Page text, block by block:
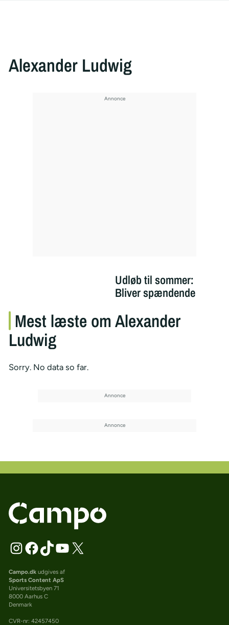
Alexander Ludwig
Udløb til sommer:
Bliver spændende
Mest læste om Alexander
Ludwig
Sorry. No data so far.
Campo.dkudgives af
Sports Content ApS
Universitetsbyen 71
8000 Aarhus C
Denmark
CVR-nr: 42457450